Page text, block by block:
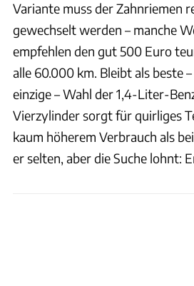
Variante muss der Zahnriemen
gewechselt werden – manche
empfehlen den gut 500 Euro
alle 60.000 km. Bleibt als beste
einzige – Wahl der 1,4-Liter-
Vierzylinder sorgt für quirliges
kaum höherem Verbrauch als
er selten, aber die Suche lohnt: